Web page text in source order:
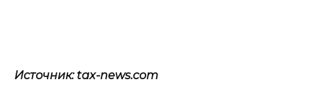
Источник: tax-news.com